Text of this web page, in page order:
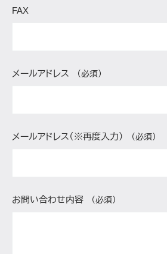
FAX
メールアドレス （必須）
メールアドレス（※再度入力） （必須）
お問い合わせ内容 （必須）